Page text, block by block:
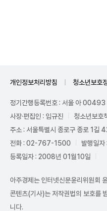
개인정보처리방침 청소년보호
정기간행등록번호 : 서울 아 00493
사장·편집인 : 임규진
청소년보호
주소 : 서울특별시 종로구 종로 1길
전화 : 02-767-1500
발행일
등록일자 : 2008년 01월10일
아주경제는 인터넷신문윤리위원회
콘텐츠(기사)는 저작권법의 보호를
니다.